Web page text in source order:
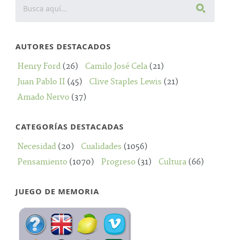
AUTORES DESTACADOS
Henry Ford (26) Camilo José Cela (21)
Juan Pablo II (45) Clive Staples Lewis (21)
Amado Nervo (37)
CATEGORÍAS DESTACADAS
Necesidad (20) Cualidades (1056)
Pensamiento (1070) Progreso (31) Cultura (66)
JUEGO DE MEMORIA